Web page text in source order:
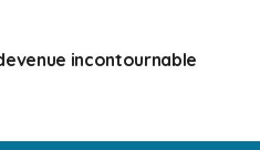
incontournable